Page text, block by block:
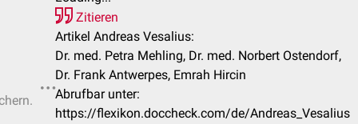
Zitieren
Artikel Andreas Vesalius:
Dr. med. Petra Mehling, Dr. med. Norbert Ostendorf,
Dr. Frank Antwerpes, Emrah Hircin
Abrufbar unter:
https://flexikon.doccheck.com/de/Andreas_Vesalius